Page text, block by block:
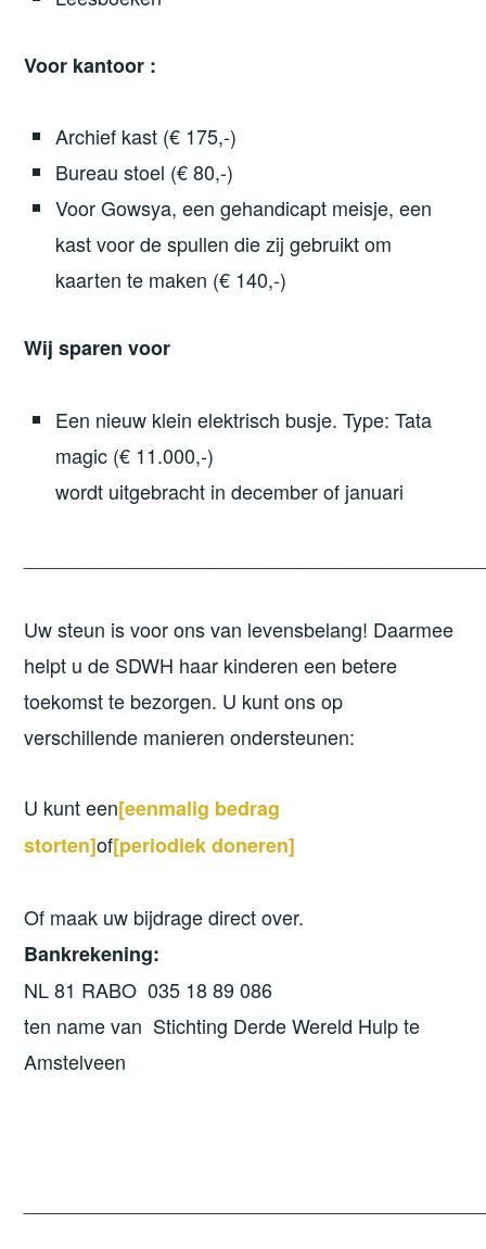
Voor kantoor :
Archief kast (€ 175,-)
Bureau stoel (€ 80,-)
Voor Gowsya, een gehandicapt meisje, een
kast voor de spullen die zij gebruikt om
kaarten te maken (€ 140,-)
Wij sparen voor
Een nieuw klein elektrisch busje. Type: Tata
magic (€ 11.000,-)
wordt uitgebracht in december of januari
Uw steun is voor ons van levensbelang! Daarmee
helpt u de SDWH haar kinderen een betere
toekomst te bezorgen. U kunt ons op
verschillende manieren ondersteunen:
U kunt een[eenmalig bedrag
storten]of[periodiek doneren]
Of maak uw bijdrage direct over.
Bankrekening:
NL 81 RABO 035 18 89 086
ten name van Stichting Derde Wereld Hulp te
Amstelveen